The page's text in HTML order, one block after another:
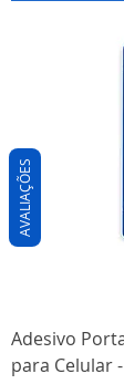
Adesivo
para Celular
AVALIAÇÕES